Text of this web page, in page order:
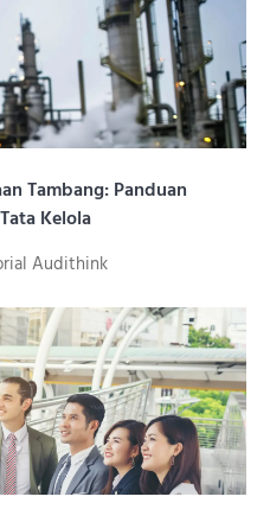
Tambang: Panduan
Kelola
Audithink
tambang adalah fungsi